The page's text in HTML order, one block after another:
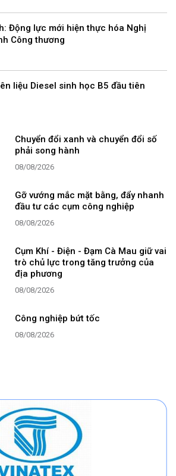
Động lực mới hiện thực hóa Nghị
Công thương
liệu Diesel sinh học B5 đầu tiên
Chuyển đổi xanh và chuyển đổi số
phải song hành
08/08/2026
Gỡ vướng mắc mặt bằng, đẩy nhanh
đầu tư các cụm công nghiệp
08/08/2026
Cụm Khí - Điện - Đạm Cà Mau giữ vai
trò chủ lực trong tăng trưởng của
địa phương
08/08/2026
Công nghiệp bứt tốc
08/08/2026